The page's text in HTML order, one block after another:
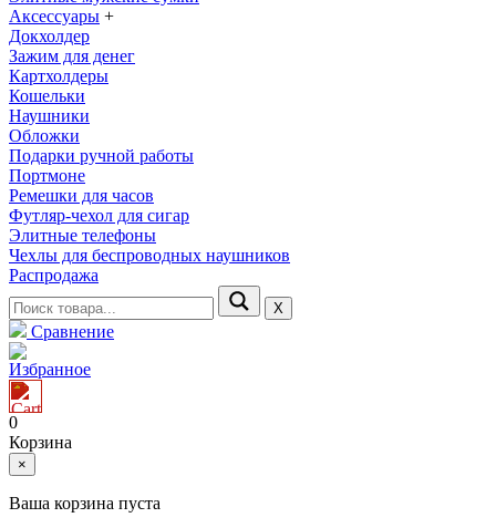
Аксессуары +
Докхолдер
Зажим для денег
Картхолдеры
Кошельки
Наушники
Обложки
Подарки ручной работы
Портмоне
Ремешки для часов
Футляр-чехол для сигар
Элитные телефоны
Чехлы для беспроводных наушников
Распродажа
Х
Сравнение
Избранное
0
Корзина
×
Ваша корзина пуста